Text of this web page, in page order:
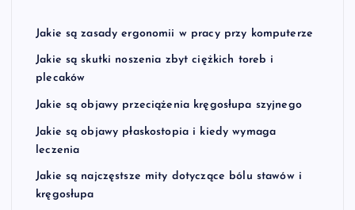
Jakie są zasady ergonomii w pracy przy komputerze
Jakie są skutki noszenia zbyt ciężkich toreb i
plecaków
Jakie są objawy przeciążenia kręgosłupa szyjnego
Jakie są objawy płaskostopia i kiedy wymaga
leczenia
Jakie są najczęstsze mity dotyczące bólu stawów i
kręgosłupa